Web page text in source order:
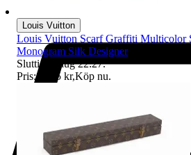
Louis Vuitton
Louis Vuitton Scarf Graffiti Multicolor
Monogram Silk Designer
Sluttid
26 aug 22:27.
Pris:1 755 kr,Köp nu.